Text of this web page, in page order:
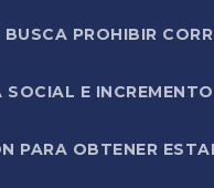
PROHIBIR
E
PARA OBTENER